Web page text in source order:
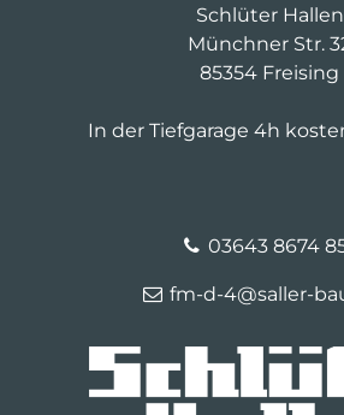
Schlüter Hallen
Münchner Str.
85354 Freising
In der Tiefgarage 4h
03643 8674
fm-d-4@saller-